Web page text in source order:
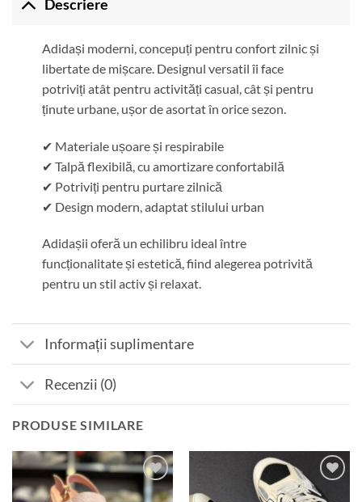
Descriere
Adidași moderni, concepuți pentru confort zilnic și
libertate de mișcare. Designul versatil îi face
potriviți atât pentru activități casual, cât și pentru
ținute urbane, ușor de asortat în orice sezon.
✔ Materiale ușoare și respirabile
✔ Talpă flexibilă, cu amortizare confortabilă
✔ Potriviți pentru purtare zilnică
✔ Design modern, adaptat stilului urban
Adidașii oferă un echilibru ideal între
funcționalitate și estetică, fiind alegerea potrivită
pentru un stil activ și relaxat.
Informații suplimentare
Recenzii (0)
PRODUSE SIMILARE
Add to
Add to